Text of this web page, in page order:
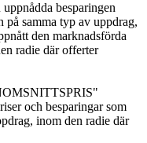
besparingen
på samma typ av uppdrag,
den marknadsförda
radie där offerter
och besparingar som
inom den radie där